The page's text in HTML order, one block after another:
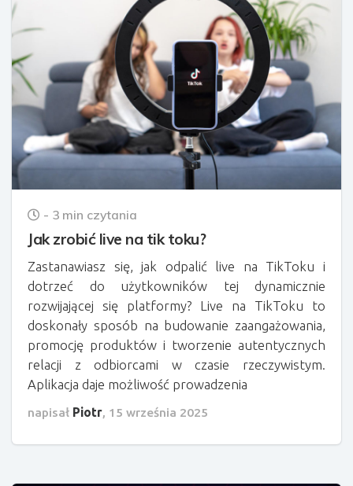
- 3 min czytania
Jak zrobić live na tik toku?
Zastanawiasz się, jak odpalić live na TikToku i
dotrzeć do użytkowników tej dynamicznie
rozwijającej się platformy? Live na TikToku to
doskonały sposób na budowanie zaangażowania,
promocję produktów i tworzenie autentycznych
relacji z odbiorcami w czasie rzeczywistym.
Aplikacja daje możliwość prowadzenia
napisał Piotr, 15 września 2025